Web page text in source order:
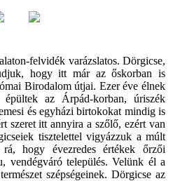
felvidék varázslatos. Dörgicse,
hogy itt már az őskorban is
Birodalom útjai. Ezer éve élnek
az Árpád-korban, úriszék
és egyházi birtokokat mindig is
szeret itt annyira a szőlő, ezért van
tisztelettel vigyázzuk a múlt
hogy évezredes értékek őrzői
vendégváró település. Velünk él a
szépségeinek. Dörgicse az